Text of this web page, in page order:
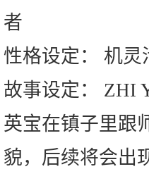
者
性格设定： 机灵
故事设定： ZHI
英宝在镇子里跟
貌，后续将会出